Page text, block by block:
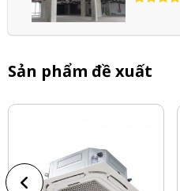
Sản phẩm đề xuất